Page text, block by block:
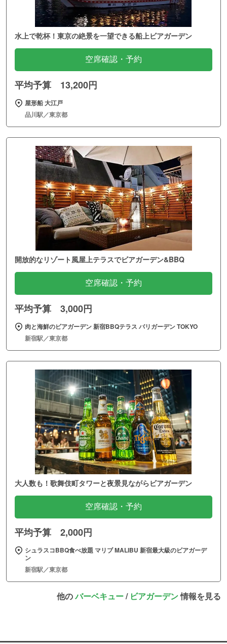
水上で乾杯！東京の絶景を一望できる船上ビアガーデン
空席確認・予約
平均予算 13,200円
屋形船 大江戸
品川駅／東京都
開放的なリゾート風屋上テラスでビアガーデン&BBQ
空席確認・予約
平均予算 3,000円
肉と海鮮のビアガーデン 新宿BBQテラス バリガーデン TOKYO
新宿駅／東京都
大人数も！歌舞伎町タワーと夜景見ながらビアガーデン
空席確認・予約
平均予算 2,000円
シュラスコBBQ食べ放題 マリブ MALIBU 新宿最大級のビアガーデ
ン
新宿駅／東京都
他のバーベキュー/ ビアガーデン情報を見る